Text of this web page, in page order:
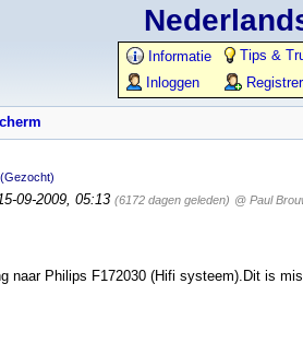
Informatie
Tips &
Inloggen
(Gezocht)
15-09-2009, 05:13 (6172 dagen geleden) @ Paul
naar Philips F172030 (Hifi systeem).Dit is